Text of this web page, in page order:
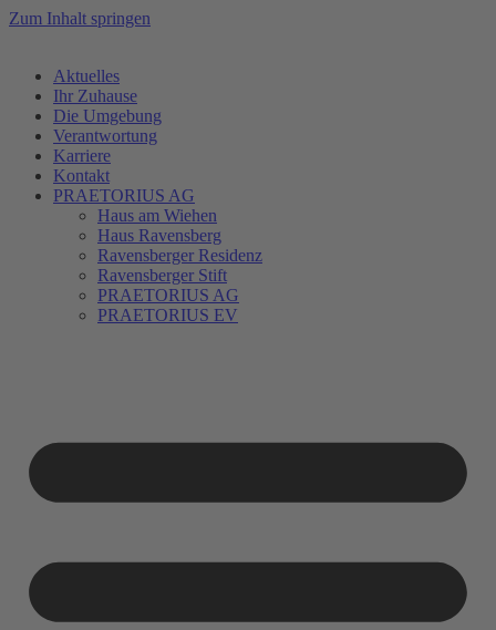
Zum Inhalt springen
Aktuelles
Ihr Zuhause
Die Umgebung
Verantwortung
Karriere
Kontakt
PRAETORIUS AG
Haus am Wiehen
Haus Ravensberg
Ravensberger Residenz
Ravensberger Stift
PRAETORIUS AG
PRAETORIUS EV